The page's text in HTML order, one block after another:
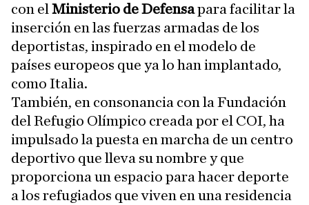
con el Ministerio de Defensapara facilitar la
inserción en las fuerzas armadas de los
deportistas, inspirado en el modelo de
países europeos que ya lo han implantado,
como Italia.
También, en consonancia con la Fundación
del Refugio Olímpico creada por el COI, ha
impulsado la puesta en marcha de un centro
deportivo que lleva su nombre y que
proporciona un espacio para hacer deporte
a los refugiados que viven en una residencia